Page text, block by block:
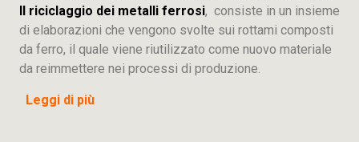
Il riciclaggio dei metalli ferrosi, consiste in un insieme
di elaborazioni che vengono svolte sui rottami composti
da ferro, il quale viene riutilizzato come nuovo materiale
da reimmettere nei processi di produzione.
Leggi di più